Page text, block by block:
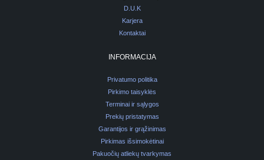
D.U.K
Karjera
Kontaktai
INFORMACIJA
Privatumo politika
Pirkimo taisyklės
Terminai ir sąlygos
Prekių pristatymas
Garantijos ir grąžinimas
Pirkimas išsimokėtinai
Pakuočių atliekų tvarkymas